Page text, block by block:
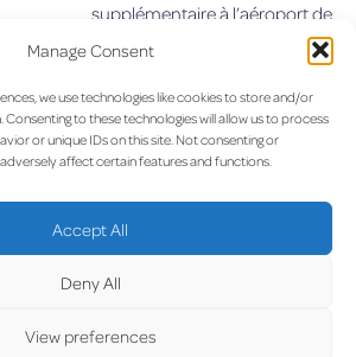
Manage Consent
we use technologies like cookies to store and/or
to these technologies will allow us to process
or unique IDs on this site. Not consenting or
affect certain features and functions.
Accept All
Deny All
View preferences
supplémentaire à l’aéroport de
Luxembourg : ajout de plus de
650 places
the radar